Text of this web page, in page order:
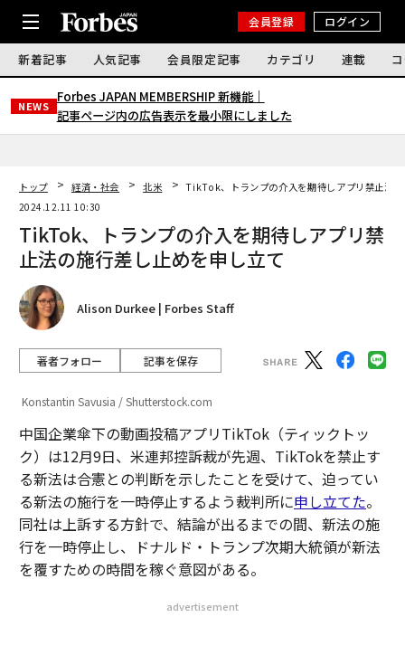
会員登録 ログイン
新着記事 人気記事 会員限定記事 カテゴリ 連載
NEWS
Forbes JAPAN MEMBERSHIP 新機能｜
記事ページ内の広告表示を最小限にしました
トップ 経済・社会 北米
TikTok、トランプの介入を期待しアプリ禁止法
2024.12.11 10:30
TikTok、トランプの介入を期待しアプリ禁
止法の施行差し止めを申し立て
Alison Durkee | Forbes Staff
著者フォロー 記事を保存
Konstantin Savusia / Shutterstock.com
中国企業傘下の動画投稿アプリTikTok（ティックトッ
ク）は12月9日、米連邦控訴裁が先週、TikTokを禁止す
る新法は合憲との判断を示したことを受けて、迫ってい
る新法の施行を一時停止するよう裁判所に申し立てた。
同社は上訴する方針で、結論が出るまでの間、新法の施
行を一時停止し、ドナルド・トランプ次期大統領が新法
を覆すための時間を稼ぐ意図がある。
advertisement